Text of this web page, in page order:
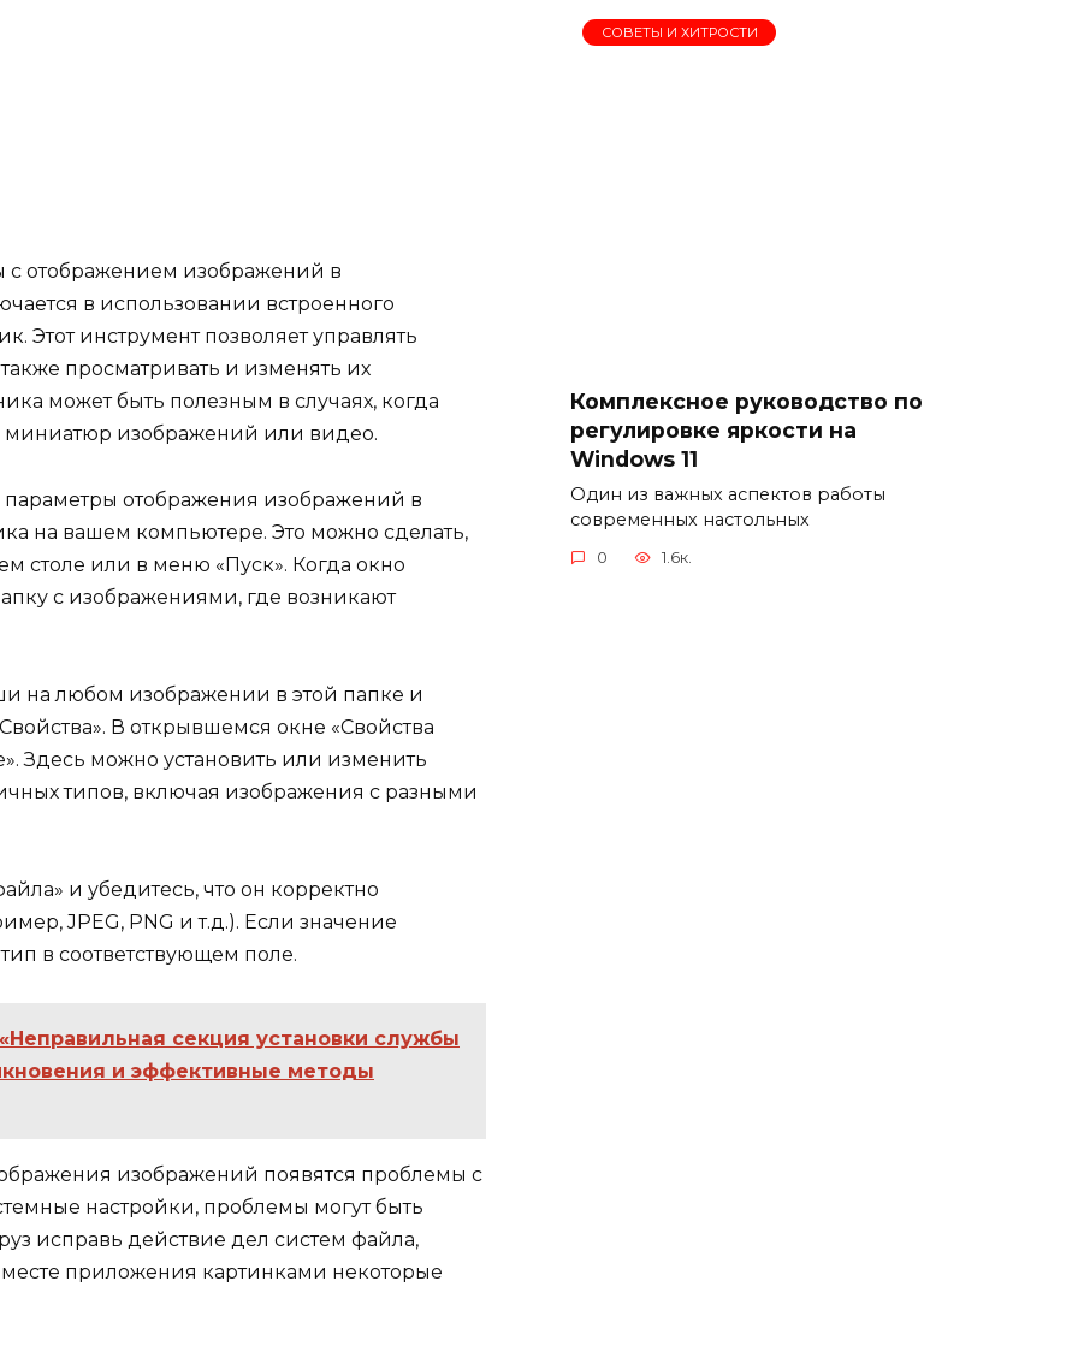
отображением изображений в
в использовании встроенного
Этот инструмент позволяет управлять
просматривать и изменять их
может быть полезным в случаях, когда
изображений или видео.
отображения изображений в
на вашем компьютере. Это можно сделать,
столе или в меню «Пуск». Когда окно
с изображениями, где возникают
на любом изображении в этой папке и
В открывшемся окне «Свойства
Здесь можно установить или изменить
типов, включая изображения с разными
и убедитесь, что он корректно
JPEG, PNG и т.д.). Если значение
в соответствующем поле.
секция установки службы
и эффективные методы
изображений появятся проблемы с
настройки, проблемы могут быть
исправь действие дел систем файла,
приложения картинками некоторые
СОВЕТЫ И ХИТРОСТИ
Комплексное руководство по
регулировке яркости на
Windows 11
Один из важных аспектов работы
современных настольных
0 1.6к.